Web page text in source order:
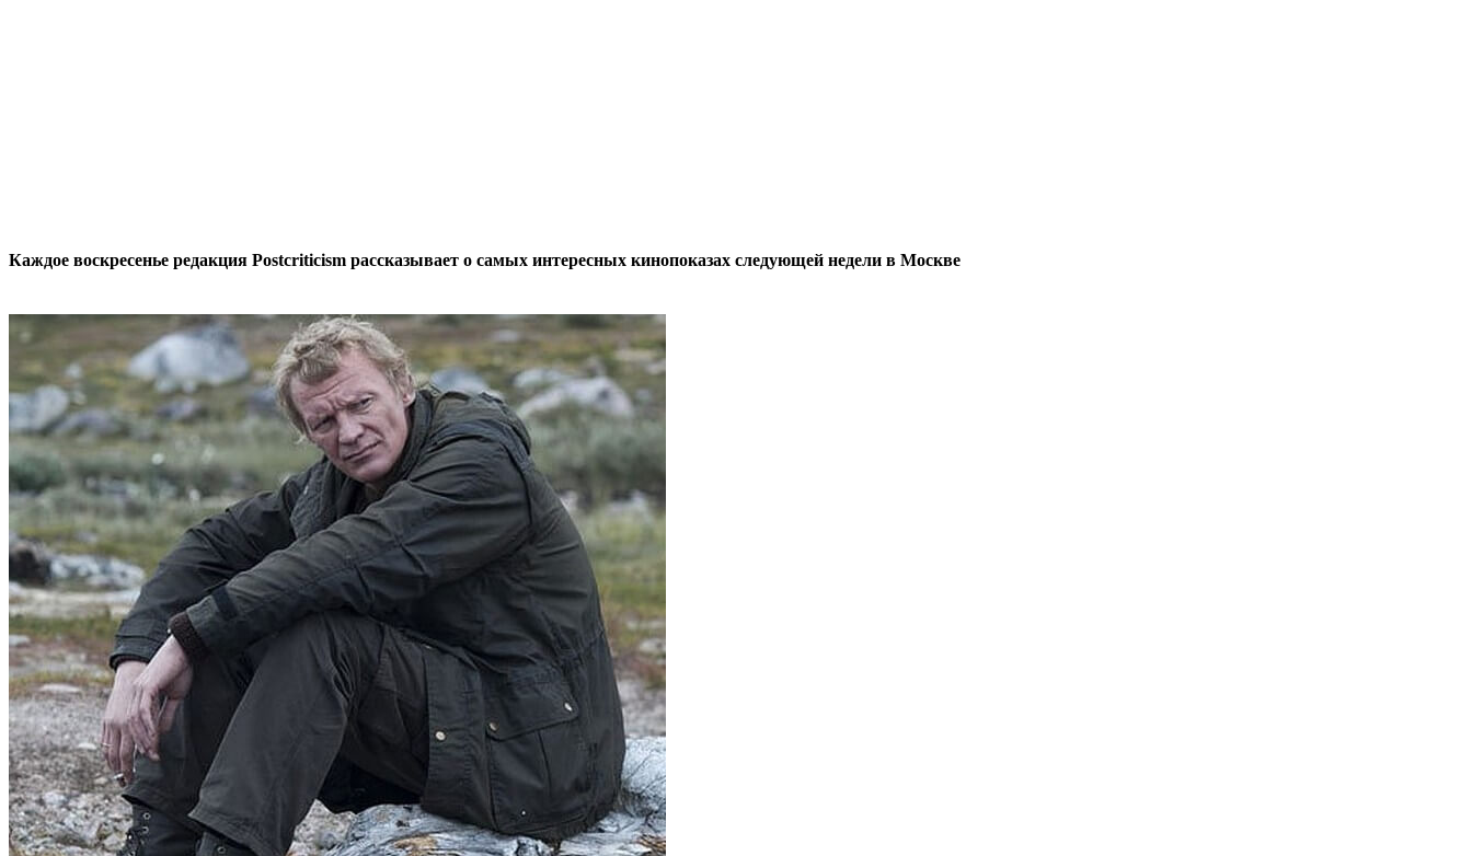
Каждое воскресенье редакция Postcriticism рассказывает о самых интересных кинопоказах следующей недели в Москве